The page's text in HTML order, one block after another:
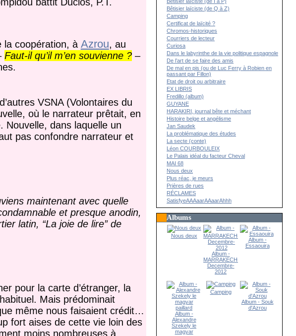
la coopération, à Azrou, au
Faut-il qu’il m’en souvienne ?–
VSNA (Volontaires du
où le narrateur prêtait, en
dans laquelle un
pas confondre narrateur et
maintenant avec quelle
et presque anodin,
latin, “La joie de lire” de
pour la carte d’étranger, la
Mais prédominait
même nous faisaient crédit…
fort aises de cette vie loin des
moins nombreuses à
Bêtisier laïciste (de Q à Z)
Camping
Certificat de laïcité ?
Chromos-historiques
Courriers de lecteur
Curiosa
Dans le labyrinthe de la vie politique espagnole
De l’art de se faire des amis
De mal en pis (ou de Luc Ferry à Robien en
passant par Fillon)
Etat de droit ou arbitraire
EX LIBRIS
Fredillo (album)
GUYANE
HARAKIRI, journal bête et méchant
Histoire belge et angélisme
Jan Saudek
La problématique des études
La secte (conte)
Léon COURBOULEIX
Le Palais idéal du facteur Cheval
MAI 68
Nous deux
Plus réac, je meurs
Prières de rues
RÉCLAMES
SatisfyeAAAaarAAaarAhhh
Albums
Nous deux
Album -
MARRAKECH-
Decembre-
2012
Album -
Essaouira
Album -
Alexandre
Szekely le
magyar
Camping
Album - Souk
d'Azrou